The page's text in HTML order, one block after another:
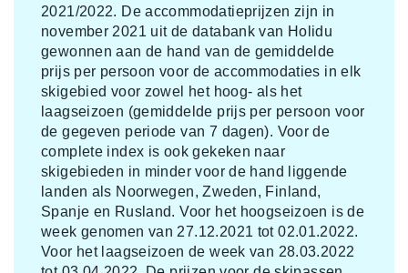
2021/2022. De accommodatieprijzen zijn in
november 2021 uit de databank van Holidu
gewonnen aan de hand van de gemiddelde
prijs per persoon voor de accommodaties in elk
skigebied voor zowel het hoog- als het
laagseizoen (gemiddelde prijs per persoon voor
de gegeven periode van 7 dagen). Voor de
complete index is ook gekeken naar
skigebieden in minder voor de hand liggende
landen als Noorwegen, Zweden, Finland,
Spanje en Rusland. Voor het hoogseizoen is de
week genomen van 27.12.2021 tot 02.01.2022.
Voor het laagseizoen de week van 28.03.2022